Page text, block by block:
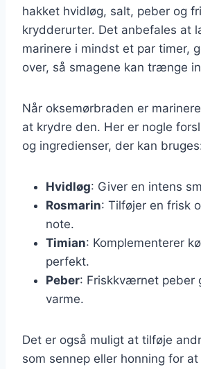
hakket hvidløg, salt, peber og
krydderurter. Det anbefales at
marinere i mindst et par timer,
over, så smagene kan trænge
Når oksemørbraden er
at krydre den. Her er nogle
og ingredienser, der kan
Hvidløg: Giver en intens
Rosmarin: Tilføjer en frisk
note.
Timian: Komplementerer
perfekt.
Peber: Friskkværnet peber
varme.
Det er også muligt at tilføje
som sennep eller honning for